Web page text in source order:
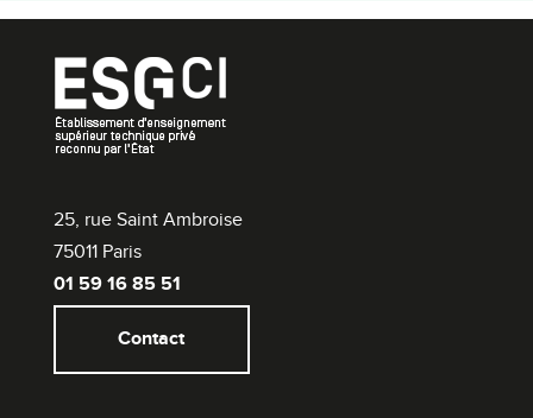
25, rue Saint Ambroise
75011 Paris
01 59 16 85 51
Contact